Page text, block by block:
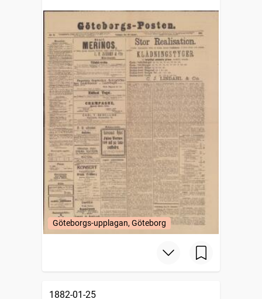
Göteborgs-upplagan, Göteborg
1882-01-25